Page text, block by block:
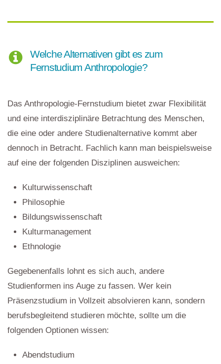
Welche Alternativen gibt es zum
Fernstudium Anthropologie?
Das Anthropologie-Fernstudium bietet zwar Flexibilität
und eine interdisziplinäre Betrachtung des Menschen,
die eine oder andere Studienalternative kommt aber
dennoch in Betracht. Fachlich kann man beispielsweise
auf eine der folgenden Disziplinen ausweichen:
Kulturwissenschaft
Philosophie
Bildungswissenschaft
Kulturmanagement
Ethnologie
Gegebenenfalls lohnt es sich auch, andere
Studienformen ins Auge zu fassen. Wer kein
Präsenzstudium in Vollzeit absolvieren kann, sondern
berufsbegleitend studieren möchte, sollte um die
folgenden Optionen wissen:
Abendstudium